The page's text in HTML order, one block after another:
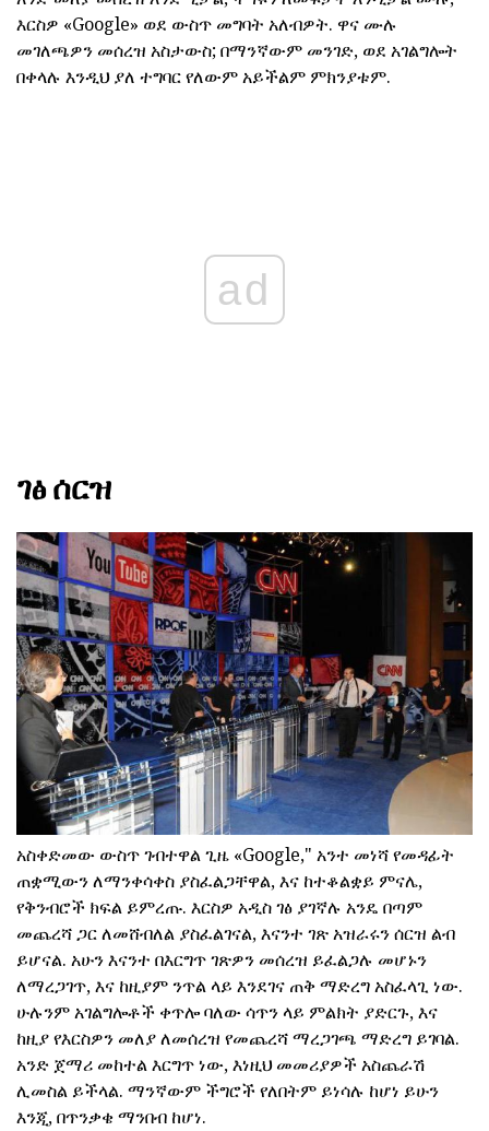
እርስዎ «Google» ወደ ውስጥ መግባት አለብዎት. ዋና ሙሉ
መገለጫዎን መሰረዝ አስታውስ; በማንኛውም መንገድ, ወደ አገልግሎት
በቀላሉ እንዲህ ያለ ተግባር የለውም አይችልም ምክንያቱም.
ad
ገፅ ሰርዝ
አስቀድመው ውስጥ ገብተዋል ጊዜ «Google," አንተ መነሻ የመዳፊት
ጠቋሚውን ለማንቀሳቀስ ያስፈልጋቸዋል, እና ከተቆልቋይ ምናሌ,
የቅንብሮች ክፍል ይምረጡ. እርስዎ አዲስ ገፅ ያገኛሉ አንዴ በጣም
መጨረሻ ጋር ለመሸብለል ያስፈልገናል, እናንተ ገጽ አዝራሩን ሰርዝ ልብ
ይሆናል. አሁን እናንተ በእርግጥ ገጽዎን መሰረዝ ይፈልጋሉ መሆኑን
ለማረጋገጥ, እና ከዚያም ንጥል ላይ እንደገና ጠቅ ማድረግ አስፈላጊ ነው.
ሁሉንም አገልግሎቶች ቀጥሎ ባለው ሳጥን ላይ ምልክት ያድርጉ, እና
ከዚያ የእርስዎን መለያ ለመሰረዝ የመጨረሻ ማረጋገጫ ማድረግ ይገባል.
አንድ ጀማሪ መከተል እርግጥ ነው, እነዚህ መመሪያዎች አስጨራሽ
ሊመስል ይችላል. ማንኛውም ችግሮች የለበትም ይነሳሉ ከሆነ ይሁን
እንጂ, በጥንቃቄ ማንበብ ከሆነ.